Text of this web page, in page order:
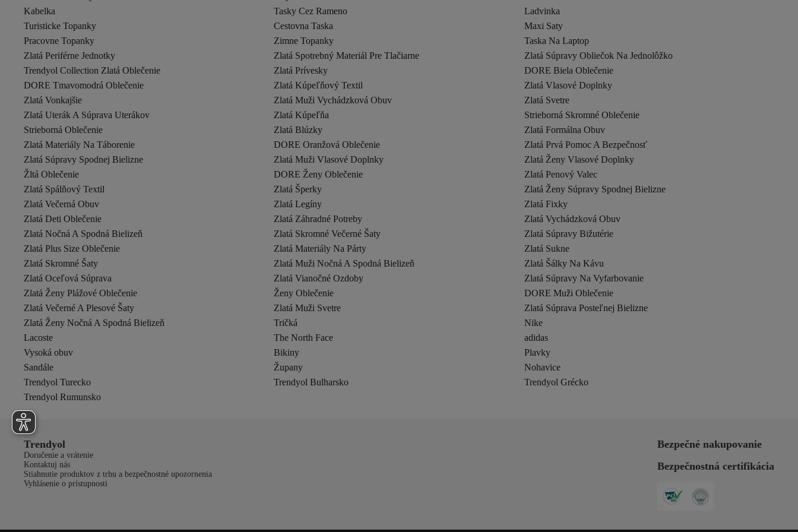
Kabelka
Tasky Cez Rameno
Ladvinka
Turisticke Topanky
Cestovna Taska
Maxi Saty
Pracovne Topanky
Zimne Topanky
Taska Na Laptop
Zlatá Periférne Jednotky
Zlatá Spotrebný Materiál Pre Tlačiarne
Zlatá Súpravy Obliečok Na Jednolôžko
Trendyol Collection Zlatá Oblečenie
Zlatá Prívesky
DORE Biela Oblečenie
DORE Tmavomodrá Oblečenie
Zlatá Kúpeľňový Textil
Zlatá Vlasové Doplnky
Zlatá Vonkajšie
Zlatá Muži Vychádzková Obuv
Zlatá Svetre
Zlatá Uterák A Súprava Uterákov
Zlatá Kúpeľňa
Strieborná Skromné Oblečenie
Strieborná Oblečenie
Zlatá Blúzky
Zlatá Formálna Obuv
Zlatá Materiály Na Táborenie
DORE Oranžová Oblečenie
Zlatá Prvá Pomoc A Bezpečnosť
Zlatá Súpravy Spodnej Bielizne
Zlatá Muži Vlasové Doplnky
Zlatá Ženy Vlasové Doplnky
Žltá Oblečenie
DORE Ženy Oblečenie
Zlatá Penový Valec
Zlatá Spálňový Textil
Zlatá Šperky
Zlatá Ženy Súpravy Spodnej Bielizne
Zlatá Večerná Obuv
Zlatá Legíny
Zlatá Fixky
Zlatá Deti Oblečenie
Zlatá Záhradné Potreby
Zlatá Vychádzková Obuv
Zlatá Nočná A Spodná Bielizeň
Zlatá Skromné Večerné Šaty
Zlatá Súpravy Bižutérie
Zlatá Plus Size Oblečenie
Zlatá Materiály Na Párty
Zlatá Sukne
Zlatá Skromné Šaty
Zlatá Muži Nočná A Spodná Bielizeň
Zlatá Šálky Na Kávu
Zlatá Oceľová Súprava
Zlatá Vianočné Ozdoby
Zlatá Súpravy Na Vyfarbovanie
Zlatá Ženy Plážové Oblečenie
Ženy Oblečenie
DORE Muži Oblečenie
Zlatá Večerné A Plesové Šaty
Zlatá Muži Svetre
Zlatá Súprava Posteľnej Bielizne
Zlatá Ženy Nočná A Spodná Bielizeň
Tričká
Nike
Lacoste
The North Face
adidas
Vysoká obuv
Bikiny
Plavky
Sandále
Župany
Nohavice
Trendyol Turecko
Trendyol Bulharsko
Trendyol Grécko
Trendyol Rumunsko
Trendyol
Doručenie a vrátenie
Kontaktuj nás
Stiahnutie produktov z trhu a bezpečnostné upozornenia
Vyhlásenie o prístupnosti
Bezpečné nakupovanie
Bezpečnostná certifikácia